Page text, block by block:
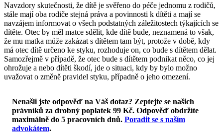
Navzdory skutečnosti, že dítě je svěřeno do péče jednomu z rodičů,
stále mají oba rodiče stejná práva a povinnosti k dítěti a mají se
navzájem informovat o všech podstatných záležitostech týkajících se
dítěte. Otec by měl matce sdělit, kde dítě bude, neznamená to však,
že mu matka může zakázat s dítětem tam být, protože v době, kdy
má otec dítě určeno ke styku, rozhoduje on, co bude s dítětem dělat.
Samozřejmě v případě, že otec bude s dítětem podnikat něco, co jej
ohrožuje a nebo dítěti škodí, jde o situaci, kdy by bylo možno
uvažovat o změně pravidel styku, případně o jeho omezení.
Nenašli jste odpověď na Váš dotaz? Zeptejte se našich
právníků za drobný poplatek 99 Kč. Odpověď obdržíte
maximálně do 5 pracovních dnů. Poradit se s naším
advokátem.